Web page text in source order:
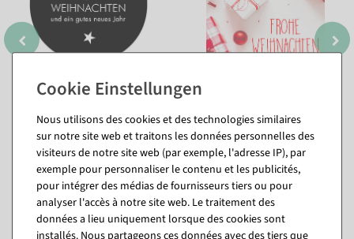
Nous utilisons des cookies et des technologies similaires
sur notre site web et traitons les données personnelles des
visiteurs de notre site web (par exemple, l'adresse IP), par
exemple pour personnaliser le contenu et les publicités,
pour intégrer des médias de fournisseurs tiers ou pour
analyser l'accès à notre site web. Le traitement des
données a lieu uniquement lorsque des cookies sont
installés. Nous partageons ces données avec des tiers que